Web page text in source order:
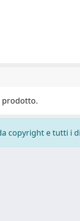
prodotto.
copyright e tutti i